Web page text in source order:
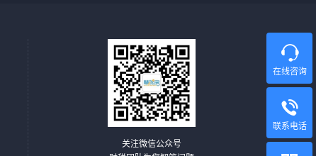
在线咨询
联系电话
关注微信公众号